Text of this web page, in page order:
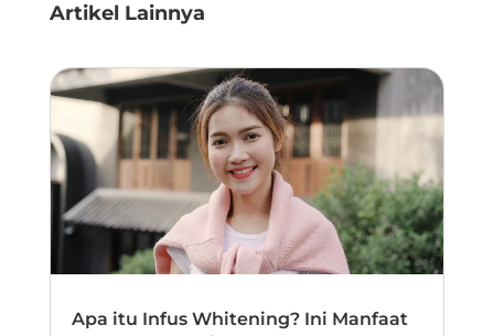
Artikel Lainnya
Apa itu Infus Whitening? Ini Manfaat